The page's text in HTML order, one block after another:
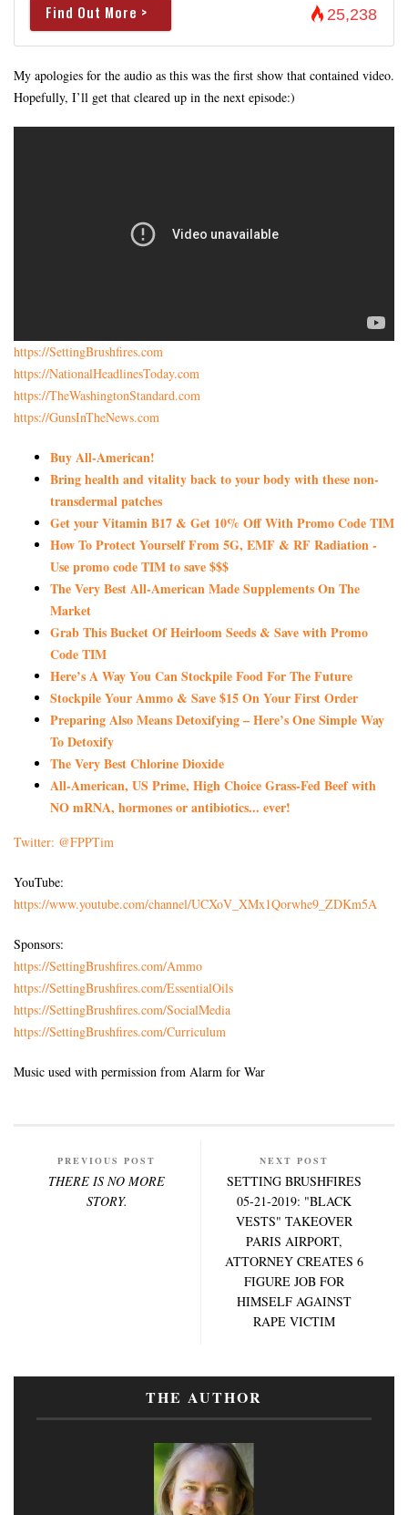
Find Out More > 25,238
My apologies for the audio as this was the first show that contained video.
Hopefully, I’ll get that cleared up in the next episode:)
https://SettingBrushfires.com
https://NationalHeadlinesToday.com
https://TheWashingtonStandard.com
https://GunsInTheNews.com
Buy All-American!
Bring health and vitality back to your body with these non-
transdermal patches
Get your Vitamin B17 & Get 10% Off With Promo Code TIM
How To Protect Yourself From 5G, EMF & RF Radiation -
Use promo code TIM to save $$$
The Very Best All-American Made Supplements On The
Market
Grab This Bucket Of Heirloom Seeds & Save with Promo
Code TIM
Here’s A Way You Can Stockpile Food For The Future
Stockpile Your Ammo & Save $15 On Your First Order
Preparing Also Means Detoxifying – Here’s One Simple Way
To Detoxify
The Very Best Chlorine Dioxide
All-American, US Prime, High Choice Grass-Fed Beef with
NO mRNA, hormones or antibiotics... ever!
Twitter: @FPPTim
YouTube:
https://www.youtube.com/channel/UCXoV_XMx1Qorwhe9_ZDKm5A
Sponsors:
https://SettingBrushfires.com/Ammo
https://SettingBrushfires.com/EssentialOils
https://SettingBrushfires.com/SocialMedia
https://SettingBrushfires.com/Curriculum
Music used with permission from Alarm for War
PREVIOUS POST
THERE IS NO MORE
STORY.
NEXT POST
SETTING BRUSHFIRES
05-21-2019: "BLACK
VESTS" TAKEOVER
PARIS AIRPORT,
ATTORNEY CREATES 6
FIGURE JOB FOR
HIMSELF AGAINST
RAPE VICTIM
THE AUTHOR